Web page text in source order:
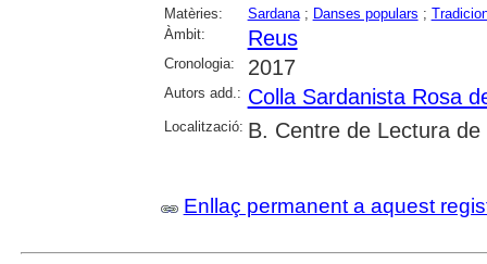
Matèries: Sardana; Danses populars ;
Àmbit:
Reus
Cronologia: 2017
Autors add.: Colla Sardanista Rosa
Localització: B. Centre de Lectura de
Enllaç permanent a aquest